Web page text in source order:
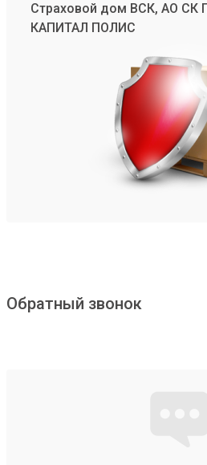
Страховой дом ВСК, АО СК
КАПИТАЛ ПОЛИС
Обратный звонок